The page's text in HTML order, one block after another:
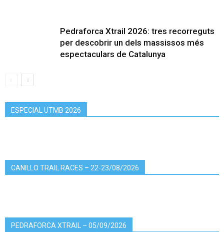
Pedraforca Xtrail 2026: tres recorreguts
per descobrir un dels massissos més
espectaculars de Catalunya
ESPECIAL UTMB 2026
CANILLO TRAIL RACES – 22-23/08/2026
PEDRAFORCA XTRAIL – 05/09/2026